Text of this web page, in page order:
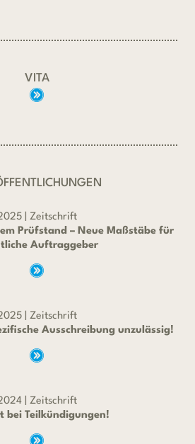
VITA
| Zeitschrift
Prüfstand – Neue Maßstäbe für
Auftraggeber
| Zeitschrift
Ausschreibung unzulässig!
| Zeitschrift
bei Teilkündigungen!